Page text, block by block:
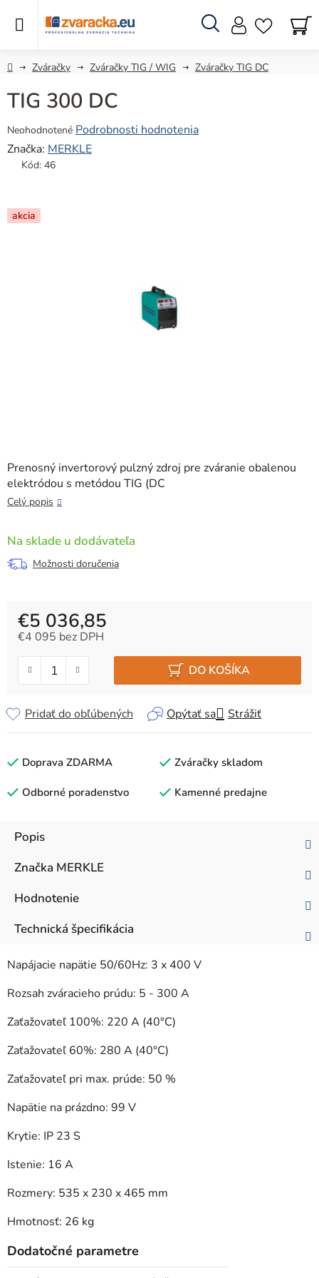
Hľadať
DomovZváračky Zváračky TIG / WIG Zváračky TIG DC
Prenosný invertorový pulzný zdroj pre zváranie obalenou
elektródou s metódou TIG (DC
Celý popis
Na sklade u dodávateľa
Možnosti doručenia
€5 036,85
€4 095 bez DPH
DO KOŠÍKA
Opýtať sa Strážiť
Pridať do obľúbených
TIG 300 DC
Priemerné
hodnotenie
produktu
z
5
Neohodnotené Podrobnosti hodnotenia
Značka: MERKLE
Kód: 46
akcia
Doprava ZDARMA Zváračky skladom
Odborné poradenstvo Kamenné predajne
Popis
Značka MERKLE
Hodnotenie
Technická špecifikácia
Napájacie napätie 50/60Hz: 3 x 400 V
Rozsah zváracieho prúdu: 5 - 300 A
Zaťažovateľ 100%: 220 A (40°C)
Zaťažovateľ 60%: 280 A (40°C)
Zaťažovateľ pri max. prúde: 50 %
Napätie na prázdno: 99 V
Krytie: IP 23 S
Istenie: 16 A
Rozmery: 535 x 230 x 465 mm
Hmotnosť: 26 kg
Dodatočné parametre